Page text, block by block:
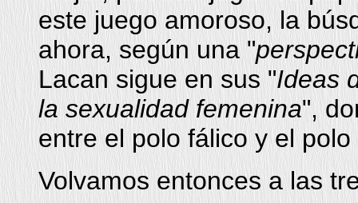
este juego amoroso, la
ahora, según una "
Lacan sigue en sus "Ideas
la sexualidad femenina",
entre el polo fálico y el
Volvamos entonces a las